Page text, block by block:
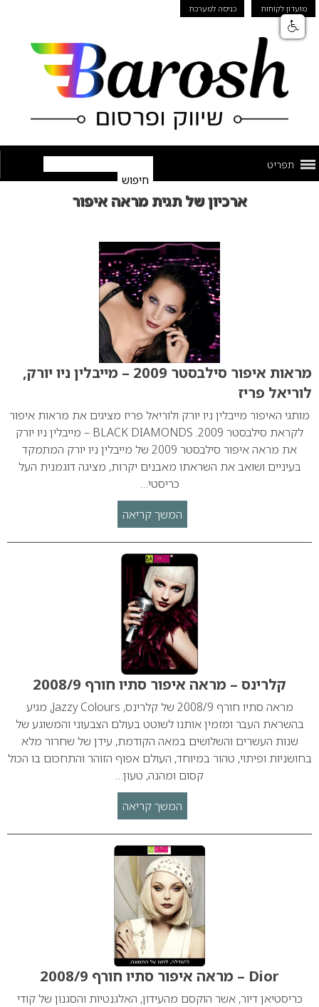
מועדון לקוחות כניסה למערכת
תפריט
ארכיון של תגית מראה איפור
מראות איפור סילבסטר 2009 – מייבלין ניו יורק,
לוריאל פריז
מותגי האיפור מייבלין ניו יורק ולוריאל פריז מציגים את מראות איפור
לקראת סילבסטר 2009. BLACK DIAMONDS – מייבלין ניו יורק
את מראה איפור סילבסטר 2009 של מייבלין ניו יורק המתמקד
בעיניים ושואב את השראתו מאבנים יקרות, מציגה דוגמנית העל
כריסטי…
המשך קריאה
קלרינס – מראה איפור סתיו חורף 2008/9
מראה סתיו חורף 2008/9 של קלרינס, Jazzy Colours, מגיע
בהשראת העבר ומזמין אותנו לשוטט בעולם הצבעוני והמשוגע של
שנות העשרים והשלושים במאה הקודמת, עידן של שחרור מלא
בחושניות ופיתוי, טהור במיוחד, העולם אפוף הזוהר והתחכום בו הכול
קסום ומהנה, טעון…
המשך קריאה
Dior – מראה איפור סתיו חורף 2008/9
כריסטיאן דיור, אשר הוקסם מהעידון, האלגנטיות והסגנון של קודי